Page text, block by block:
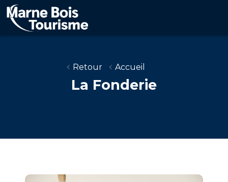
Aller
au
contenu
principal
Retour Accueil
La Fonderie